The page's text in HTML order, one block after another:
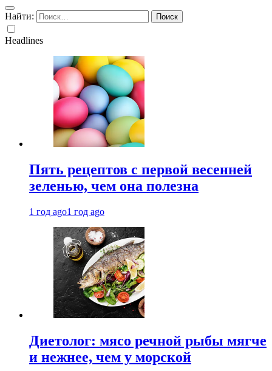
Найти:
Headlines
Пять рецептов с первой весенней
зеленью, чем она полезна
1 год ago1 год ago
Диетолог: мясо речной рыбы мягче
и нежнее, чем у морской